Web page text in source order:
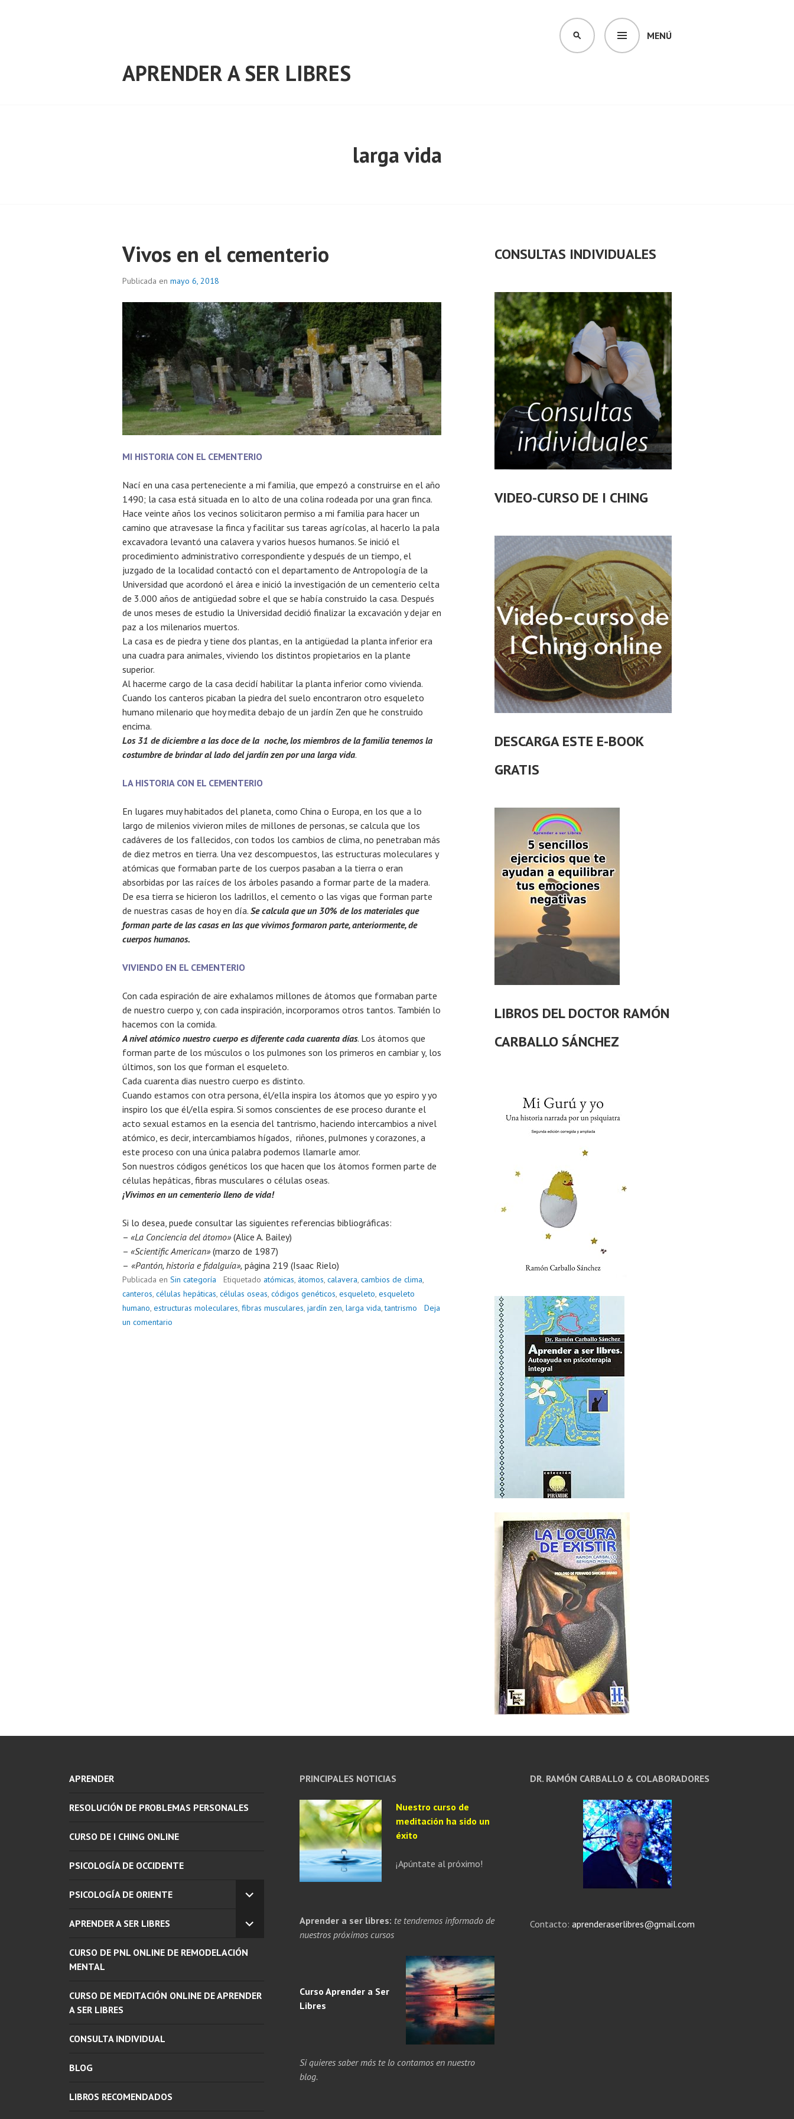
APRENDER A SER LIBRES
MENÚ
BUSCAR
larga vida
Vivos en el cementerio
Publicada en mayo 6, 2018
MI HISTORIA CON EL CEMENTERIO
Nací en una casa perteneciente a mi familia, que empezó a construirse en el año
1490; la casa está situada en lo alto de una colina rodeada por una gran finca.
Hace veinte años los vecinos solicitaron permiso a mi familia para hacer un
camino que atravesase la finca y facilitar sus tareas agrícolas, al hacerlo la pala
excavadora levantó una calavera y varios huesos humanos. Se inició el
procedimiento administrativo correspondiente y después de un tiempo, el
juzgado de la localidad contactó con el departamento de Antropología de la
Universidad que acordonó el área e inició la investigación de un cementerio celta
de 3.000 años de antigüedad sobre el que se había construido la casa. Después
de unos meses de estudio la Universidad decidió finalizar la excavación y dejar en
paz a los milenarios muertos.
La casa es de piedra y tiene dos plantas, en la antigüedad la planta inferior era
una cuadra para animales, viviendo los distintos propietarios en la plante
superior.
Al hacerme cargo de la casa decidí habilitar la planta inferior como vivienda.
Cuando los canteros picaban la piedra del suelo encontraron otro esqueleto
humano milenario que hoy medita debajo de un jardín Zen que he construido
encima.
Los 31 de diciembre a las doce de la noche, los miembros de la familia tenemos la
costumbre de brindar al lado del jardín zen por una larga vida.
LA HISTORIA CON EL CEMENTERIO
En lugares muy habitados del planeta, como China o Europa, en los que a lo
largo de milenios vivieron miles de millones de personas, se calcula que los
cadáveres de los fallecidos, con todos los cambios de clima, no penetraban más
de diez metros en tierra. Una vez descompuestos, las estructuras moleculares y
atómicas que formaban parte de los cuerpos pasaban a la tierra o eran
absorbidas por las raíces de los árboles pasando a formar parte de la madera.
De esa tierra se hicieron los ladrillos, el cemento o las vigas que forman parte
de nuestras casas de hoy en día. Se calcula que un 30% de los materiales que
forman parte de las casas en las que vivimos formaron parte, anteriormente, de
cuerpos humanos.
VIVIENDO EN EL CEMENTERIO
Con cada espiración de aire exhalamos millones de átomos que formaban parte
de nuestro cuerpo y, con cada inspiración, incorporamos otros tantos. También lo
hacemos con la comida.
A nivel atómico nuestro cuerpo es diferente cada cuarenta días. Los átomos que
forman parte de los músculos o los pulmones son los primeros en cambiar y, los
últimos, son los que forman el esqueleto.
Cada cuarenta dias nuestro cuerpo es distinto.
Cuando estamos con otra persona, él/ella inspira los átomos que yo espiro y yo
inspiro los que él/ella espira. Si somos conscientes de ese proceso durante el
acto sexual estamos en la esencia del tantrismo, haciendo intercambios a nivel
atómico, es decir, intercambiamos hígados, riñones, pulmones y corazones, a
este proceso con una única palabra podemos llamarle amor.
Son nuestros códigos genéticos los que hacen que los átomos formen parte de
células hepáticas, fibras musculares o células oseas.
¡Vivimos en un cementerio lleno de vida!
Si lo desea, puede consultar las siguientes referencias bibliográficas:
– «La Conciencia del átomo» (Alice A. Bailey)
– «Scientific American» (marzo de 1987)
– «Pantón, historia e fidalguía», página 219 (Isaac Rielo)
Publicada en Sin categoría Etiquetado atómicas, átomos, calavera, cambios de clima,
canteros, células hepáticas, células oseas, códigos genéticos, esqueleto, esqueleto
humano, estructuras moleculares, fibras musculares, jardín zen, larga vida,tantrismo
Deja
un comentario
CONSULTAS INDIVIDUALES
VIDEO-CURSO DE I CHING
DESCARGA ESTE E-BOOK
GRATIS
LIBROS DEL DOCTOR RAMÓN
CARBALLO SÁNCHEZ
APRENDER
RESOLUCIÓN DE PROBLEMAS PERSONALES
CURSO DE I CHING ONLINE
PSICOLOGÍA DE OCCIDENTE
PSICOLOGÍA DE ORIENTE
EXPANDE
MENÚ
APRENDER A SER LIBRES
EXPANDE
CURSO DE PNL ONLINE DE REMODELACIÓN
MENTAL
CURSO DE MEDITACIÓN ONLINE DE APRENDER
A SER LIBRES
CONSULTA INDIVIDUAL
BLOG
LIBROS RECOMENDADOS
PRINCIPALES NOTICIAS
Nuestro curso de
meditación ha sido un
éxito
¡Apúntate al próximo!
Aprender a ser libres: te tendremos informado de
nuestros próximos cursos
Curso Aprender a Ser
Libres
Si quieres saber más te lo contamos en nuestro
blog.
DR. RAMÓN CARBALLO & COLABORADORES
Contacto: aprenderaserlibres@gmail.com